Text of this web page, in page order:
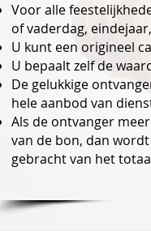
Voor alle
of vaderdag,
U kunt een origineel
U bepaalt zelf de
De gelukkige
hele aanbod van
Als de ontvanger
van de bon, dan
gebracht van het